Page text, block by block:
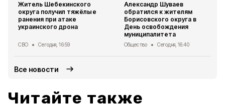
Житель Шебекинского
округа получил тяжёлые
ранения при атаке
украинского дрона
СВО Сегодня, 16:59
Александр Шуваев
обратился к жителям
Борисовского округа в
День освобождения
муниципалитета
Общество Сегодня, 16:40
Все новости
Читайте также